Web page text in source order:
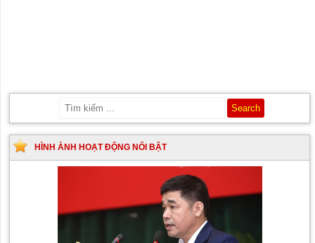
HÌNH ẢNH HOẠT ĐỘNG NỔI BẬT